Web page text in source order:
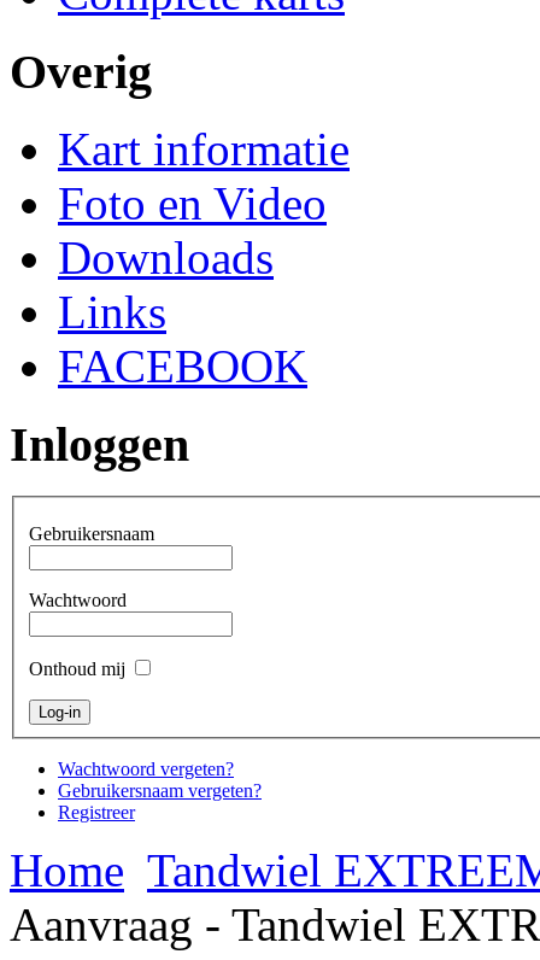
Overig
Kart informatie
Foto en Video
Downloads
Links
FACEBOOK
Inloggen
Gebruikersnaam
Wachtwoord
Onthoud mij
Wachtwoord vergeten?
Gebruikersnaam vergeten?
Registreer
Home Tandwiel
Aanvraag - Tandwiel